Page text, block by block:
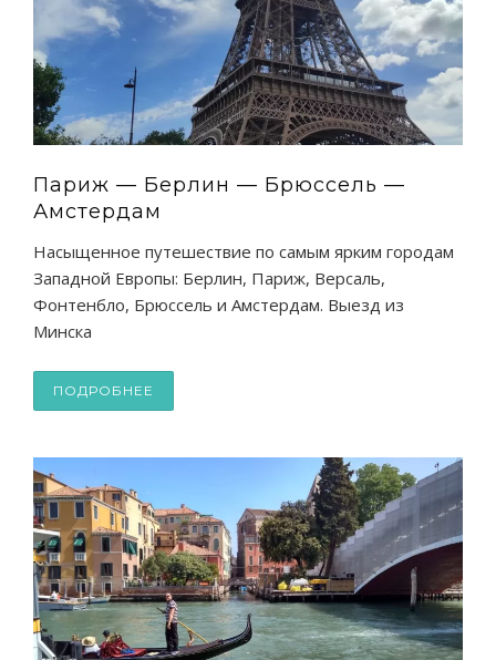
Париж — Берлин — Брюссель —
Амстердам
Насыщенное путешествие по самым ярким городам
Западной Европы: Берлин, Париж, Версаль,
Фонтенбло, Брюссель и Амстердам. Выезд из
Минска
ПОДРОБНЕЕ